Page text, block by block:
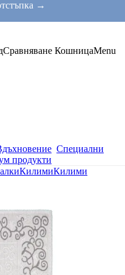
→
Сравняване КошницаMenu
Специални
продукти
КилимиКилими